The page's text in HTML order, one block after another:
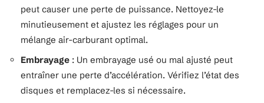
peut causer une perte de puissance. Nettoyez-le
minutieusement et ajustez les réglages pour un
mélange air-carburant optimal.
Embrayage : Un embrayage usé ou mal ajusté peut
entraîner une perte d’accélération. Vérifiez l’état des
disques et remplacez-les si nécessaire.